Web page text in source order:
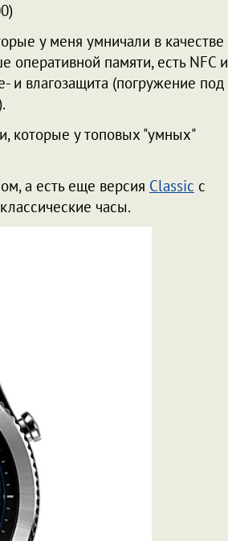
у меня умничали в качестве
оперативной памяти, есть NFC и
и влагозащита (погружение под
которые у топовых "умных"
а есть еще версия Classic с
часы.